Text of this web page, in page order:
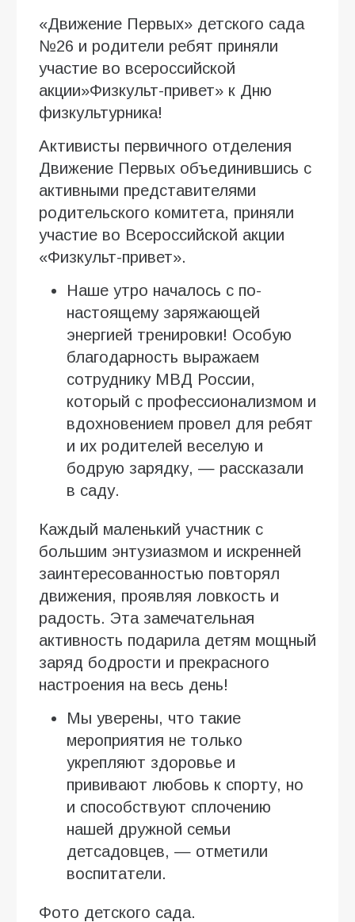
«Движение Первых» детского сада
№26 и родители ребят приняли
участие во всероссийской
акции»Физкульт-привет» к Дню
физкультурника!
Активисты первичного отделения
Движение Первых объединившись с
активными представителями
родительского комитета, приняли
участие во Всероссийской акции
«Физкульт-привет».
Наше утро началось с по-
настоящему заряжающей
энергией тренировки! Особую
благодарность выражаем
сотруднику МВД России,
который с профессионализмом и
вдохновением провел для ребят
и их родителей веселую и
бодрую зарядку, — рассказали
в саду.
Каждый маленький участник с
большим энтузиазмом и искренней
заинтересованностью повторял
движения, проявляя ловкость и
радость. Эта замечательная
активность подарила детям мощный
заряд бодрости и прекрасного
настроения на весь день!
Мы уверены, что такие
мероприятия не только
укрепляют здоровье и
прививают любовь к спорту, но
и способствуют сплочению
нашей дружной семьи
детсадовцев, — отметили
воспитатели.
Фото детского сада.